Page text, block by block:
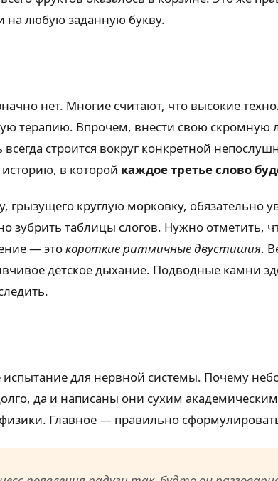
на любую заданную букву.
нет. Многие считают, что высокие
терапию. Впрочем, внести свою скромную
строится вокруг конкретной
в которой каждое третье слово
грызущего круглую морковку, обязательно
зубрить таблицы слогов. Нужно отметить,
— этокороткие ритмичные двустишия.
детское дыхание. Подводные камни
для нервной системы. Почему
да и написаны они сухим
Главное — правильно